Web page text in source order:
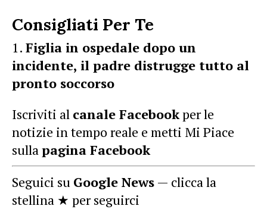
Consigliati Per Te
Figlia in ospedale dopo un
incidente, il padre distrugge tutto al
pronto soccorso
Iscriviti al canale Facebookper le
notizie in tempo reale e metti Mi Piace
sullapagina Facebook
Seguici su Google News — clicca la
stellina ★ per seguirci